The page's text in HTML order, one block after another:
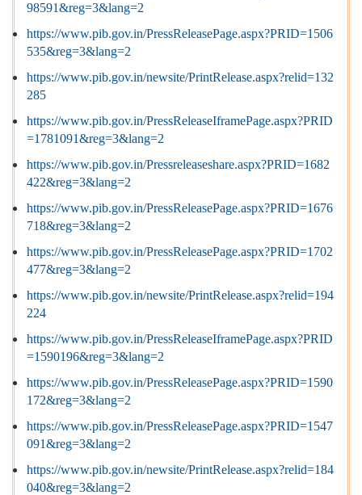
98591&reg=3&lang=2
https://www.pib.gov.in/PressReleasePage.aspx?PRID=1506
535&reg=3&lang=2
https://www.pib.gov.in/newsite/PrintRelease.aspx?relid=132
285
https://www.pib.gov.in/PressReleaseIframePage.aspx?PRID
=1781091&reg=3&lang=2
https://www.pib.gov.in/Pressreleaseshare.aspx?PRID=1682
422&reg=3&lang=2
https://www.pib.gov.in/PressReleasePage.aspx?PRID=1676
718&reg=3&lang=2
https://www.pib.gov.in/PressReleasePage.aspx?PRID=1702
477&reg=3&lang=2
https://www.pib.gov.in/newsite/PrintRelease.aspx?relid=194
224
https://www.pib.gov.in/PressReleaseIframePage.aspx?PRID
=1590196&reg=3&lang=2
https://www.pib.gov.in/PressReleasePage.aspx?PRID=1590
172&reg=3&lang=2
https://www.pib.gov.in/PressReleasePage.aspx?PRID=1547
091&reg=3&lang=2
https://www.pib.gov.in/newsite/PrintRelease.aspx?relid=184
040&reg=3&lang=2